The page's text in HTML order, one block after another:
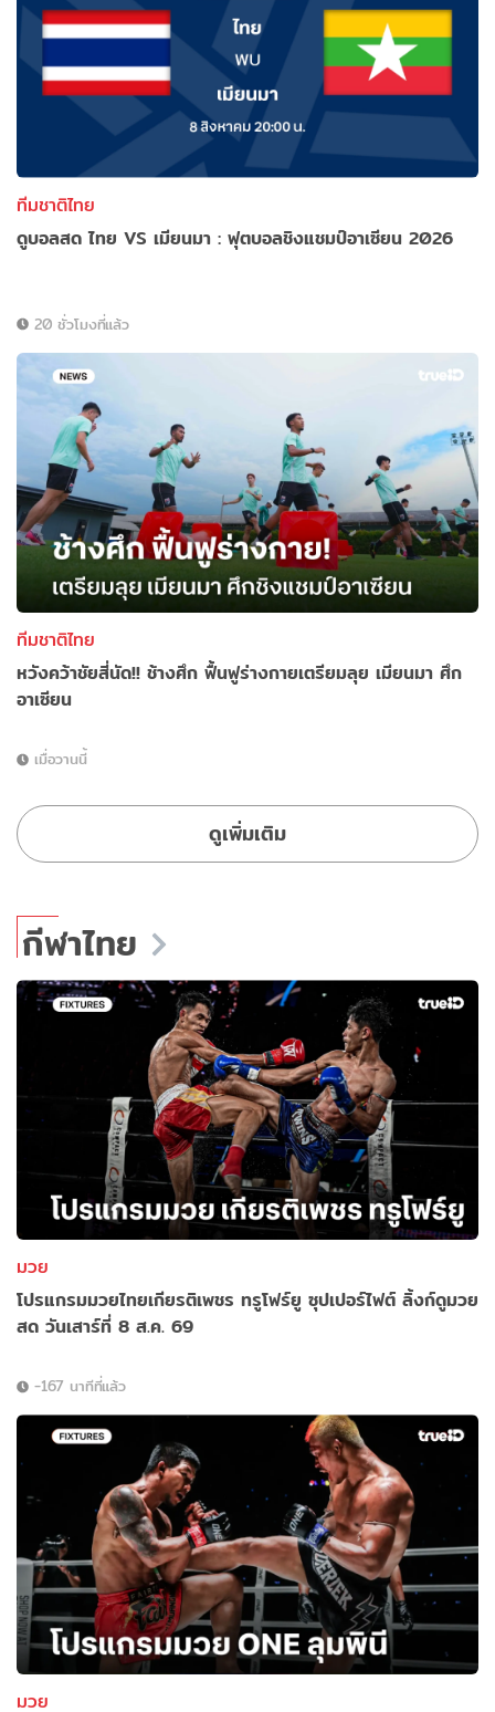
ทีมชาติไทย
ดูบอลสด ไทย VS เมียนมา : ฟุตบอลชิงแชมป์อาเซียน 2026
20 ชั่วโมงที่แล้ว
ทีมชาติไทย
หวังคว้าชัยสี่นัด!! ช้างศึก ฟื้นฟูร่างกายเตรียมลุย เมียนมา ศึก
อาเซียน
เมื่อวานนี้
ดูเพิ่มเติม
กีฬาไทย
มวย
โปรแกรมมวยไทยเกียรติเพชร ทรูโฟร์ยู ซุปเปอร์ไฟต์ ลิ้งก์ดูมวย
สด วันเสาร์ที่ 8 ส.ค. 69
-167 นาทีที่แล้ว
มวย